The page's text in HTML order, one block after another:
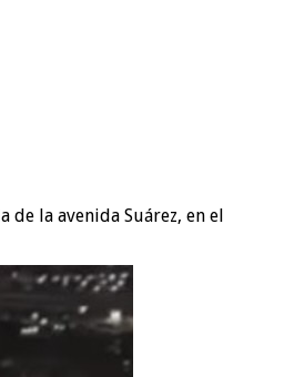
la avenida Suárez, en el